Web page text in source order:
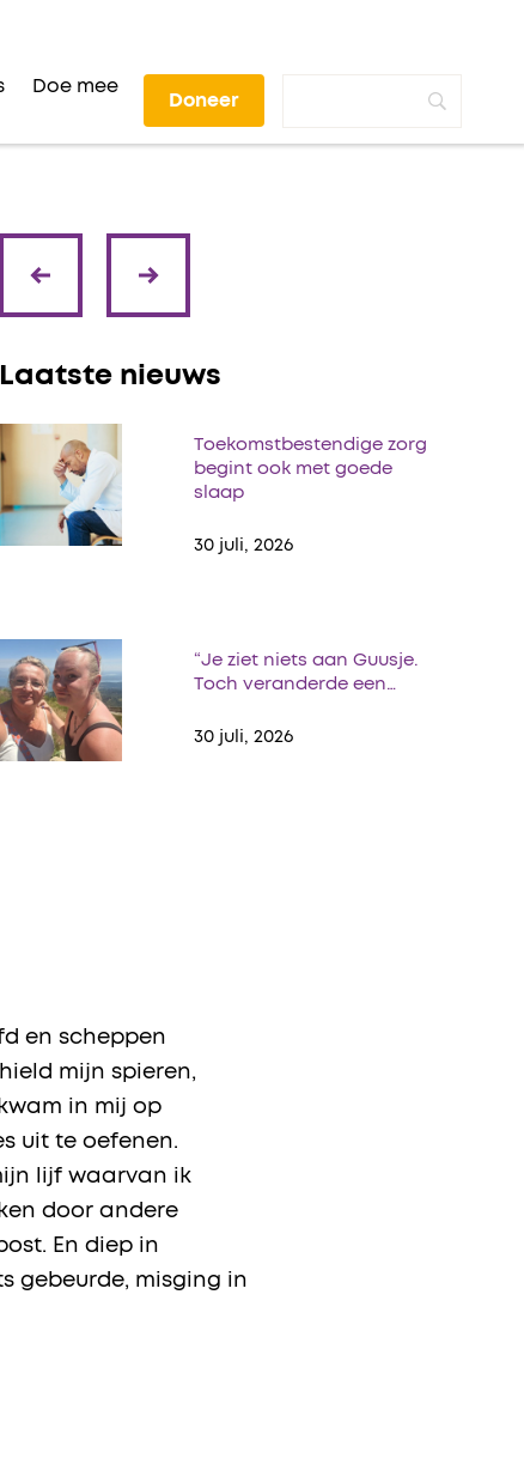
Doe mee
Doneer
Laatste nieuws
Toekomstbestendige zorg
begint ook met goede
slaap
30 juli, 2026
“Je ziet niets aan Guusje.
Toch veranderde een…
30 juli, 2026
en scheppen
mijn spieren,
in mij op
uit te oefenen.
lijf waarvan ik
door andere
En diep in
gebeurde, misging in